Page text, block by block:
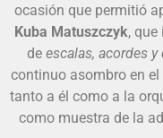
ocasión que permitió
Kuba Matuszczyk,
de escalas, acordes
continuo asombro en
tanto a él como a la
como muestra de la